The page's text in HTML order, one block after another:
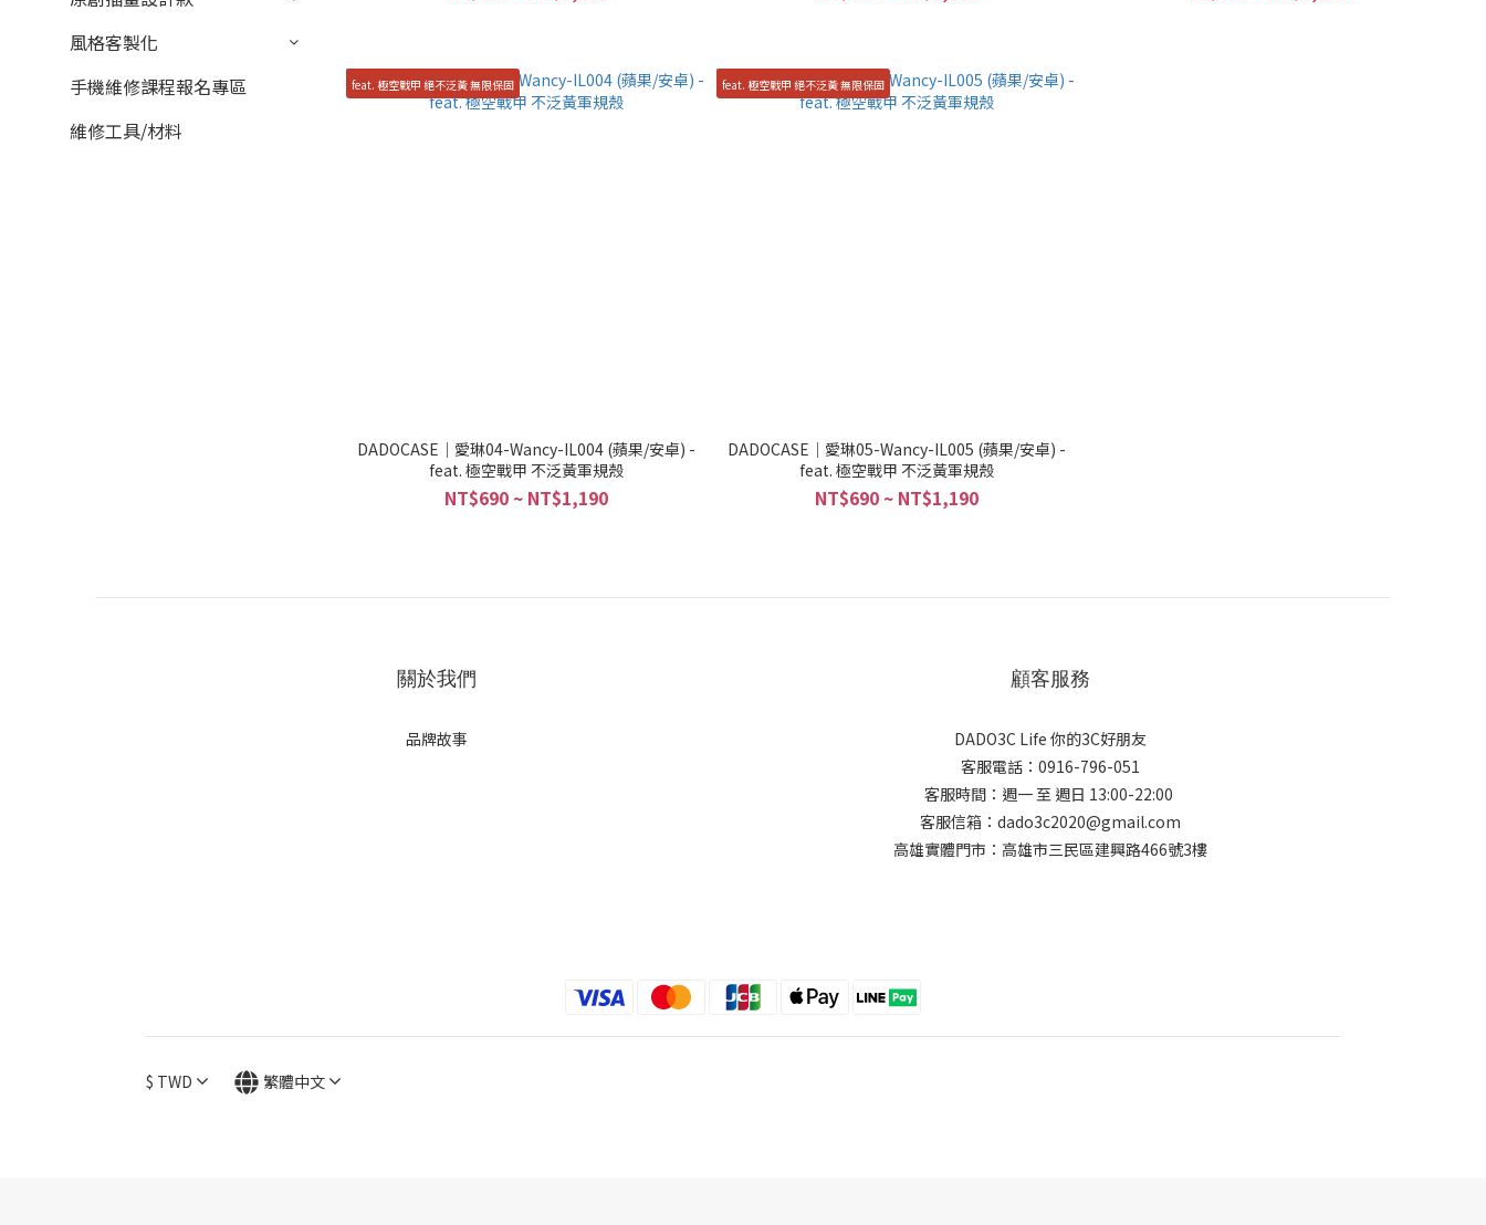
風格客製化
手機維修課程報名專區
維修工具/材料
feat. 極空戰甲 絕不泛黃 無限保固
DADOCASE｜愛琳04-Wancy-IL004 (蘋果/安卓) -
feat. 極空戰甲 不泛黃軍規殼
NT$690 ~ NT$1,190
feat. 極空戰甲 絕不泛黃 無限保固
DADOCASE｜愛琳05-Wancy-IL005 (蘋果/安卓) -
feat. 極空戰甲 不泛黃軍規殼
NT$690 ~ NT$1,190
關於我們
品牌故事
顧客服務
DADO3C Life 你的3C好朋友
客服電話：0916-796-051
客服時間：週一 至 週日 13:00-22:00
客服信箱：dado3c2020@gmail.com
高雄實體門市：高雄市三民區建興路466號3樓
$ TWD 繁體中文